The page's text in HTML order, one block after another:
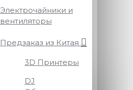
Электрочайники и
вентиляторы
Предзаказ из Китая
3D Принтеры
DJ